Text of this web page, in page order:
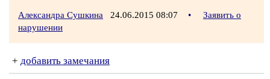
Александра Сушкина 24.06.2015 08:07 •
Заявить о
нарушении
+ добавить замечания